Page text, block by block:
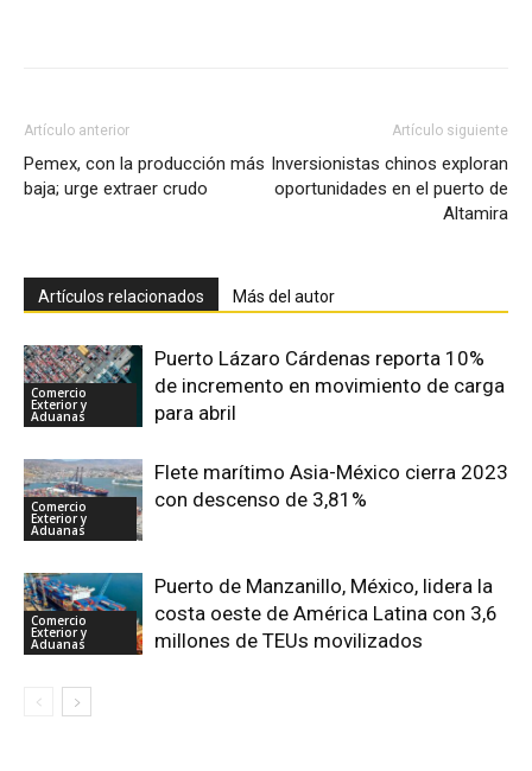
Artículo anterior
Pemex, con la producción más
baja; urge extraer crudo
Artículo siguiente
Inversionistas chinos exploran
oportunidades en el puerto de
Altamira
Artículos relacionados Más del autor
Comercio
Exterior y
Aduanas
Puerto Lázaro Cárdenas reporta 10%
de incremento en movimiento de carga
para abril
Comercio
Exterior y
Aduanas
Flete marítimo Asia-México cierra 2023
con descenso de 3,81%
Comercio
Exterior y
Aduanas
Puerto de Manzanillo, México, lidera la
costa oeste de América Latina con 3,6
millones de TEUs movilizados